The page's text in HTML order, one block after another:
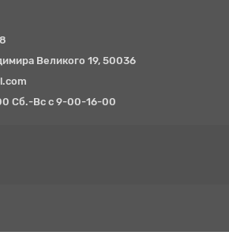
Великого 19, 50036
Сб.-Вс с 9-00-16-00